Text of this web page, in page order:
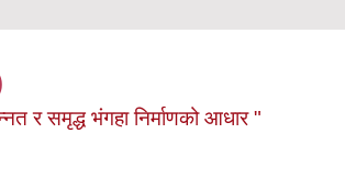
र समृद्ध भंगहा निर्माणको आधार "